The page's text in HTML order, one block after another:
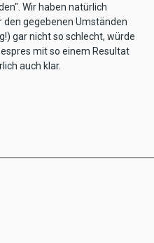
Wir haben natürlich
gegebenen Umständen
gar nicht so schlecht, würde
mit so einem Resultat
auch klar.